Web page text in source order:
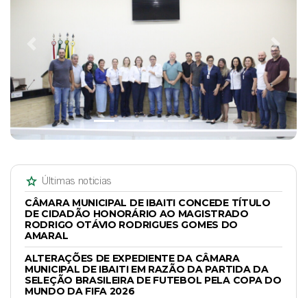
Previous Next
star Últimas noticias
CÂMARA MUNICIPAL DE IBAITI CONCEDE TÍTULO
DE CIDADÃO HONORÁRIO AO MAGISTRADO
RODRIGO OTÁVIO RODRIGUES GOMES DO
AMARAL
ALTERAÇÕES DE EXPEDIENTE DA CÂMARA
MUNICIPAL DE IBAITI EM RAZÃO DA PARTIDA DA
SELEÇÃO BRASILEIRA DE FUTEBOL PELA COPA DO
MUNDO DA FIFA 2026